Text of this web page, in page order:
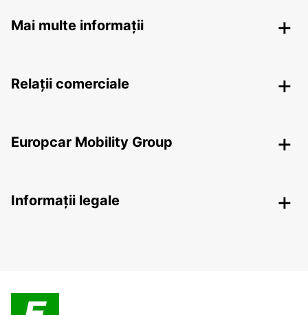
Mai multe informații
Relații comerciale
Europcar Mobility Group
Informații legale